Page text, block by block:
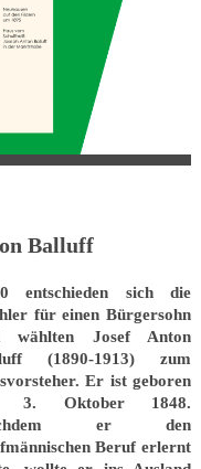
Balluff
entschieden sich die
für einen Bürgersohn
wählten Josef Anton
(1890-1913) zum
Er ist geboren
3. Oktober 1848.
er den
Beruf erlernt